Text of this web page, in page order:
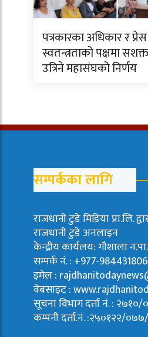
पत्रकारका अधिकार र प्रेस
स्वतन्त्रताको पक्षमा
उत्रिने महासंघको निर्णय
सम्पर्कका लागि
राजधानी टुडे मिडिया प्रा.लि.
राजधानी टुडे अनलाइन
केन्द्रीय कार्यलय: गौशाला
सम्पर्क नं. : +977-
इमेल :
वेबसाइट :
सूचना विभाग दर्ता नं. :
कम्पनी दर्ता.नं. :२५०१२२/